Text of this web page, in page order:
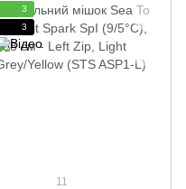
3
3
11